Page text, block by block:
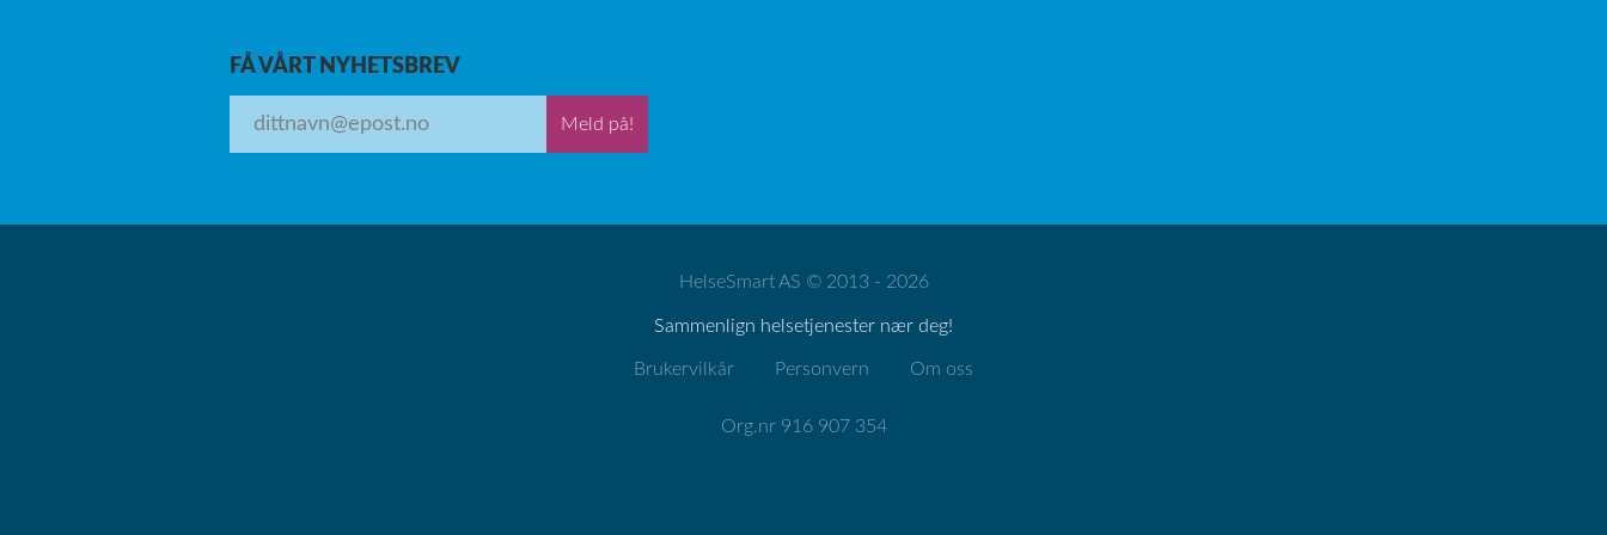
FÅ VÅRT NYHETSBREV
Meld på!
HelseSmart AS © 2013 - 2026
Sammenlign helsetjenester nær deg!
Brukervilkår Personvern Om oss
Org.nr 916 907 354